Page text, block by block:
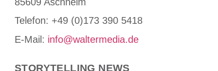
Tele­fon: +49 (0)173 390 5418
E-Mail: info@waltermedia.de
STORYTELLING NEWS